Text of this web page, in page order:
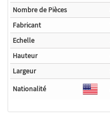
Nombre de Pièces
Fabricant
Echelle
Hauteur
Largeur
Nationalité